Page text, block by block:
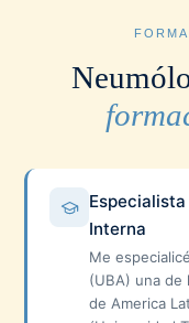
Interna
Me
(UBA) una de
de America